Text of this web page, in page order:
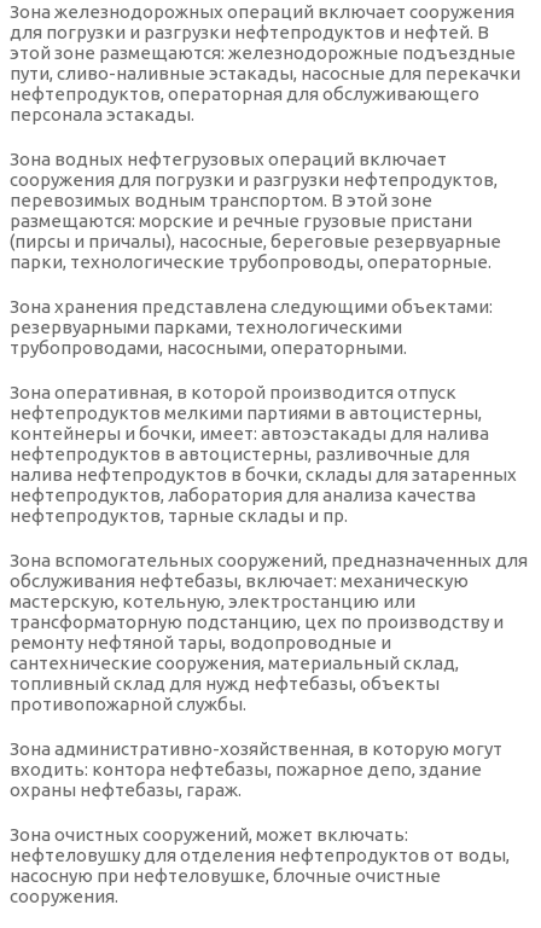
Зона железнодорожных операций включает сооружения
для погрузки и разгрузки нефтепродуктов и нефтей. В
этой зоне размещаются: железнодорожные подъездные
пути, сливо-наливные эстакады, насосные для перекачки
нефтепродуктов, операторная для обслуживающего
персонала эстакады.
Зона водных нефтегрузовых операций включает
сооружения для погрузки и разгрузки нефтепродуктов,
перевозимых водным транспортом. В этой зоне
размещаются: морские и речные грузовые пристани
(пирсы и причалы), насосные, береговые резервуарные
парки, технологические трубопроводы, операторные.
Зона хранения представлена следующими объектами:
резервуарными парками, технологическими
трубопроводами, насосными, операторными.
Зона оперативная, в которой производится отпуск
нефтепродуктов мелкими партиями в автоцистерны,
контейнеры и бочки, имеет: автоэстакады для налива
нефтепродуктов в автоцистерны, разливочные для
налива нефтепродуктов в бочки, склады для затаренных
нефтепродуктов, лаборатория для анализа качества
нефтепродуктов, тарные склады и пр.
Зона вспомогательных сооружений, предназначенных для
обслуживания нефтебазы, включает: механическую
мастерскую, котельную, электростанцию или
трансформаторную подстанцию, цех по производству и
ремонту нефтяной тары, водопроводные и
сантехнические сооружения, материальный склад,
топливный склад для нужд нефтебазы, объекты
противопожарной службы.
Зона административно-хозяйственная, в которую могут
входить: контора нефтебазы, пожарное депо, здание
охраны нефтебазы, гараж.
Зона очистных сооружений, может включать:
нефтеловушку для отделения нефтепродуктов от воды,
насосную при нефтеловушке, блочные очистные
сооружения.